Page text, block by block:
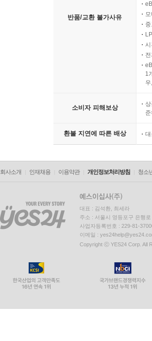
반품/교환 불가사유
1
소비자 피해보상
환불 지연에 따른 배상 대
회사소개 인재채용 이용약관 개인정보처리방침 청소
대표 : 김석환, 최세라
주소 : 서울시 영등포구 은행
사업자등록번호 : 229-81-
이메일 :
Copyright ⓒ YES24 Corp. All